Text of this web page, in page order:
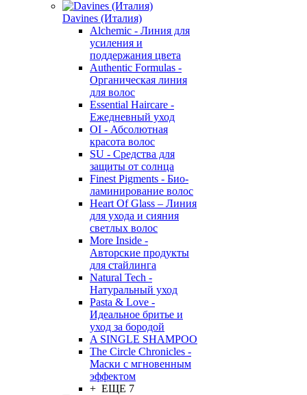
Davines (Италия)
Alchemic - Линия для
усиления и
поддержания цвета
Authentic Formulas -
Органическая линия
для волос
Essential Haircare -
Eжедневный уход
OI - Абсолютная
красота волос
SU - Средства для
защиты от солнца
Finest Pigments - Био-
ламинирование волос
Heart Of Glass – Линия
для ухода и сияния
светлых волос
More Inside -
Авторские продукты
для стайлинга
Natural Tech -
Натуральный уход
Pasta & Love -
Идеальное бритье и
уход за бородой
A SINGLE SHAMPOO
The Circle Chronicles -
Маски с мгновенным
эффектом
+ ЕЩЕ 7